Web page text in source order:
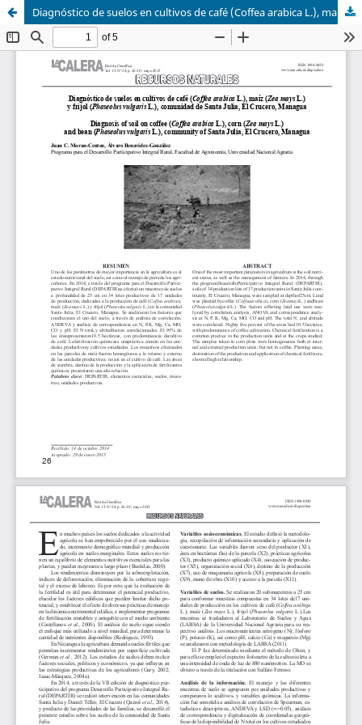
Diagnóstico de suelos en cultivos de café (Coffea arabica L.), maíz (Zea mays L.) y frijol (Phaseolus vulgaris L.), comunidad de Santa Julia, El Crucero, Managua